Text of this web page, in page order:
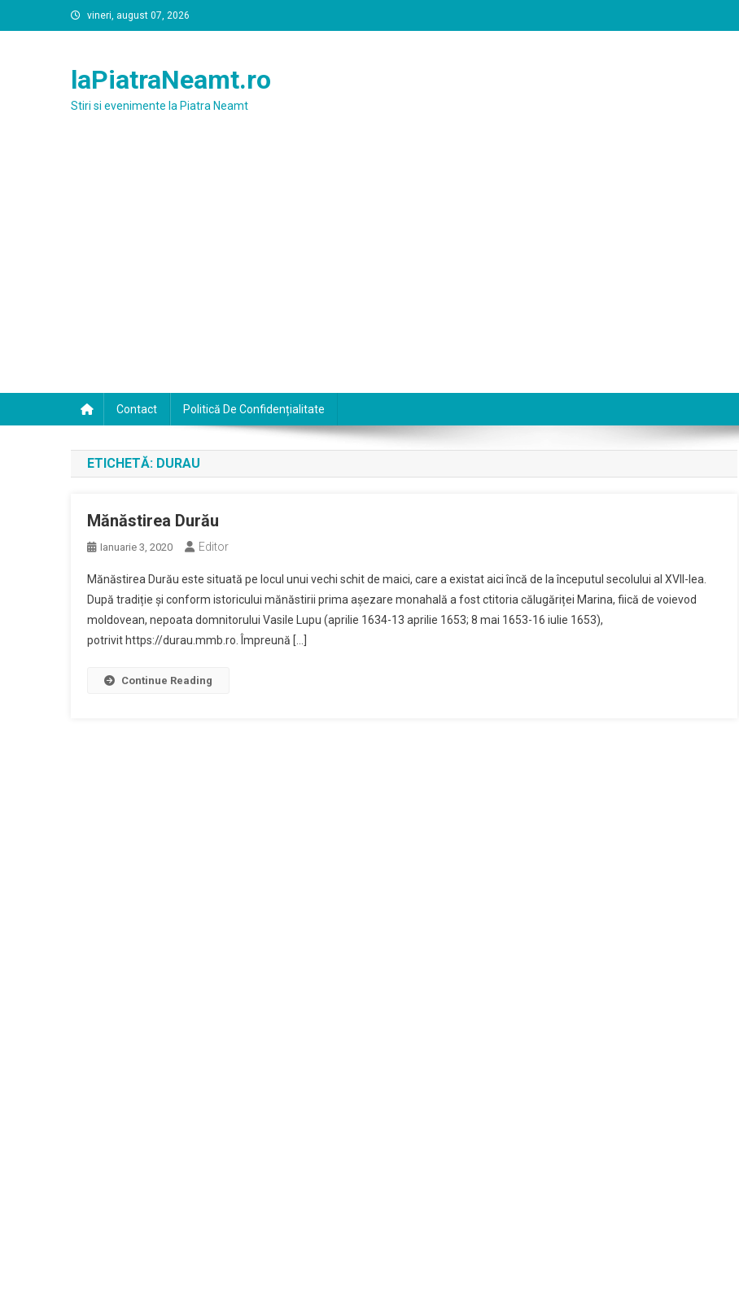
to
vineri, august 07, 2026
laPiatraNeamt.ro
Stiri si evenimente la Piatra Neamt
Contact Politică De Confidențialitate
ETICHETĂ: DURAU
Mănăstirea Durău
Ianuarie 3, 2020 Editor
Mănăstirea Durău este situată pe locul unui vechi schit de maici, care a existat aici încă de la începutul secolului al XVII-lea.
După tradiție și conform istoricului mănăstirii prima așezare monahală a fost ctitoria călugăriței Marina, fiică de voievod
moldovean, nepoata domnitorului Vasile Lupu (aprilie 1634-13 aprilie 1653; 8 mai 1653-16 iulie 1653),
potrivit https://durau.mmb.ro. Împreună […]
Continue Reading